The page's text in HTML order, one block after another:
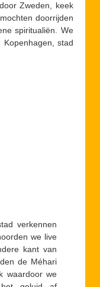
Zweden, keek
doorrijden
spiritualiën. We
stad
verkennen
we live
kant van
de Méhari
waardoor we